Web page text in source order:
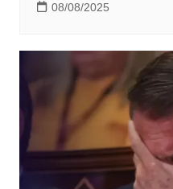
08/08/2025